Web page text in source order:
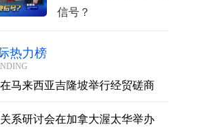
运价暴涨 莱茵河旱情冲击德国工业
信号？
热力榜
马来西亚吉隆坡举行经贸磋商
系研讨会在加拿大渥太华举办